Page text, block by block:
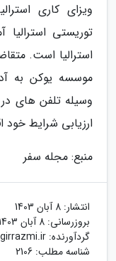
ویزای کاری
توریستی
استرالیا است.
وسیله تلفن های
ارزیابی شرایط خود
منبع: مجله سفر
انتشار: 8 آبان 1403
بروزرسانی: 8 آبان 1403
گردآورنده:
شناسه مطلب: 2106